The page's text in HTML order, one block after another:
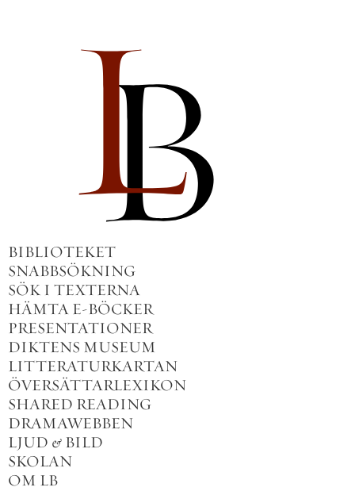
BIBLIOTEKET
SNABBSÖKNING
SÖK I TEXTERNA
HÄMTA E-BÖCKER
PRESENTATIONER
DIKTENS MUSEUM
LITTERATURKARTAN
ÖVERSÄTTARLEXIKON
SHARED READING
DRAMAWEBBEN
LJUD & BILD
SKOLAN
OM LB